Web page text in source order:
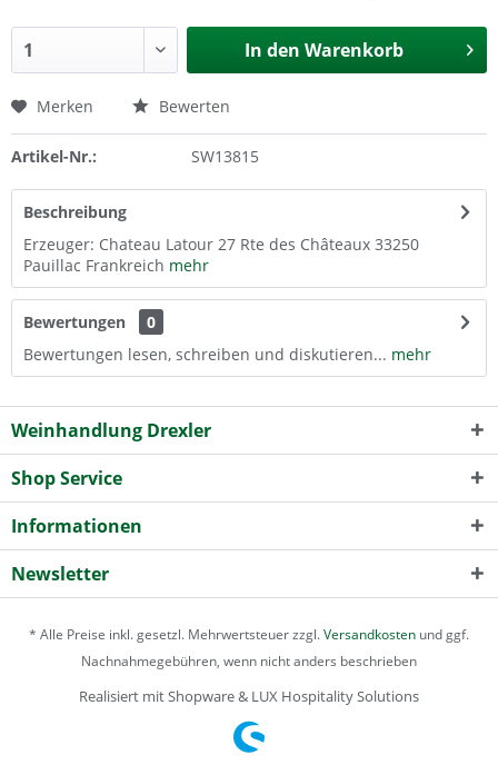
In den Warenkorb
Merken Bewerten
Artikel-Nr.: SW13815
Beschreibung
Erzeuger: Chateau Latour 27 Rte des Châteaux 33250
Pauillac Frankreich mehr
Bewertungen
0
Bewertungen lesen, schreiben und diskutieren... mehr
Weinhandlung Drexler
Shop Service
Informationen
Newsletter
* Alle Preise inkl. gesetzl. Mehrwertsteuer zzgl.Versandkosten und ggf.
Nachnahmegebühren, wenn nicht anders beschrieben
Realisiert mit Shopware & LUX Hospitality Solutions